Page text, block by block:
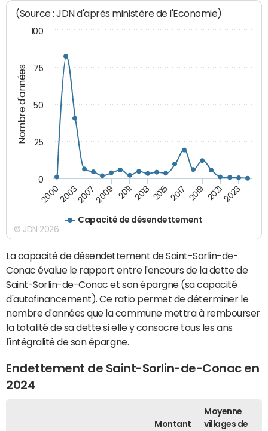
Nombre d'années
(Source : JDN d'après ministère de l'Economie)
Capacité de désendettement
2000200320072009 20112013 20152017 2019 20212023
0
25
50
75
100
© JDN 2026
La capacité de désendettement de Saint-Sorlin-de-
Conac évalue le rapport entre l'encours de la dette de
Saint-Sorlin-de-Conac et son épargne (sa capacité
d'autofinancement). Ce ratio permet de déterminer le
nombre d'années que la commune mettra à rembourser
la totalité de sa dette si elle y consacre tous les ans
l'intégralité de son épargne.
Endettement de Saint-Sorlin-de-Conac en
2024
Montant
Moyenne
villages de